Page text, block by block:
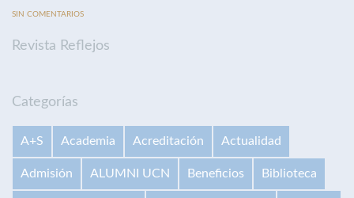
SIN COMENTARIOS
Revista Reflejos
Categorías
A+S Academia Acreditación Actualidad
Admisión ALUMNI UCN Beneficios Biblioteca